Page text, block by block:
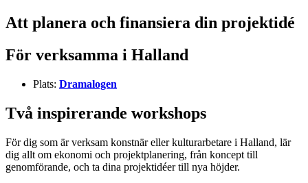
Att planera och finansiera din projektidé
För verksamma i Halland
Plats: Dramalogen
Två inspirerande workshops
För dig som är verksam konstnär eller kulturarbetare i Halland, lär
dig allt om ekonomi och projektplanering, från koncept till
genomförande, och ta dina projektidéer till nya höjder.